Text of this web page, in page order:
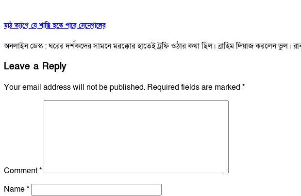
মাঠ ত্যাগে যে শাস্তি হতে পারে সেনেগালের
অনলাইন ডেস্ক : ঘরের দর্শকদের সামনে মরক্কোর হাতেই ট্রফি ওঠার কথা ছিল। ব্রাহিম দিয়াজ করলেন ভুল।
Leave a Reply
Your email address will not be published. Required fields are marked *
Comment*
Name*